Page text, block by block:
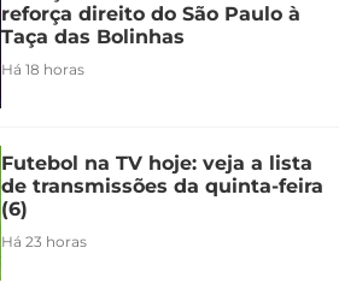
reforça direito do São Paulo à
Taça das Bolinhas
Há 18 horas
Futebol na TV hoje: veja a lista
de transmissões da quinta-feira
(6)
Há 23 horas